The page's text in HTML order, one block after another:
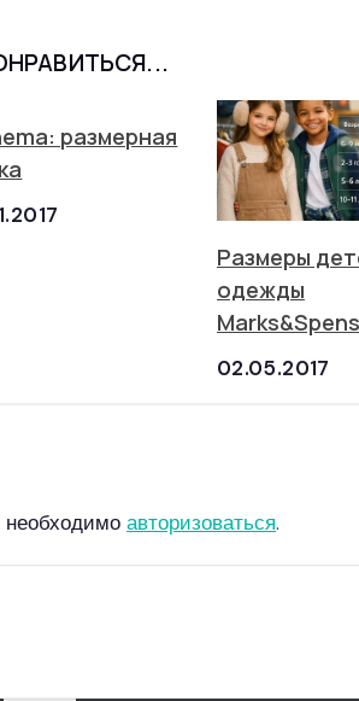
размерная
Размеры
одежды
02.05.2017
авторизоваться.